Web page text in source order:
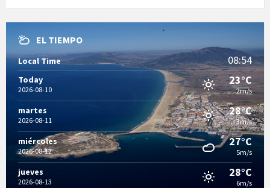
EL TIEMPO
Local Time 08:54
Today
2026-08-10
23°C
2m/s
martes
2026-08-11
28°C
3m/s
miércoles
2026-08-12
27°C
5m/s
jueves
2026-08-13
28°C
6m/s